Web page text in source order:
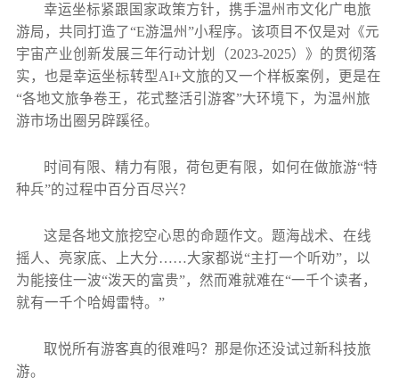
幸运坐标紧跟国家政策方针，携手温州市文化广电旅
游局，共同打造了“E游温州”小程序。该项目不仅是对《元
宇宙产业创新发展三年行动计划（2023-2025）》的贯彻落
实，也是幸运坐标转型AI+文旅的又一个样板案例，更是在
“各地文旅争卷王，花式整活引游客”大环境下，为温州旅
游市场出圈另辟蹊径。
时间有限、精力有限，荷包更有限，如何在做旅游“特
种兵”的过程中百分百尽兴？
这是各地文旅挖空心思的命题作文。题海战术、在线
摇人、亮家底、上大分……大家都说“主打一个听劝”，以
为能接住一波“泼天的富贵”，然而难就难在“一千个读者，
就有一千个哈姆雷特。”
取悦所有游客真的很难吗？那是你还没试过新科技旅
游。